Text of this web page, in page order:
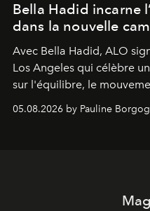
Bella Hadid incarne
dans la nouvelle
Avec Bella Hadid, ALO
Los Angeles qui célèbre
sur l'équilibre, le
05.08.2026 by Pauline